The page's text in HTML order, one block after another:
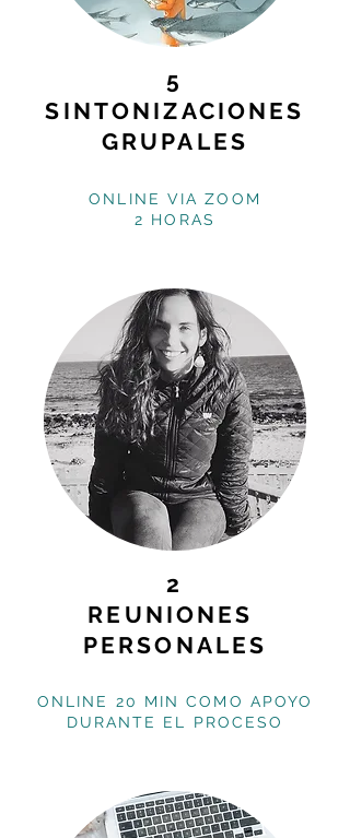
5
SINTONIZACIONES
GRUPALES
ONLINE VIA ZOOM
2 HORAS
2
REUNIONES
PERSONALES
ONLINE 20 MIN COMO APOYO
DURANTE EL PROCESO